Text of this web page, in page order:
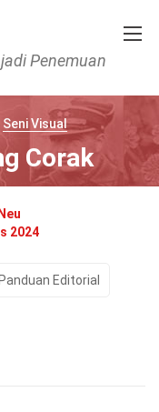
Penemuan
Seni Visual
Corak
2024
Editorial